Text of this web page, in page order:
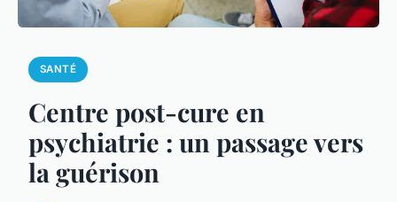
SANTÉ
Centre post-cure en
psychiatrie : un passage vers
la guérison